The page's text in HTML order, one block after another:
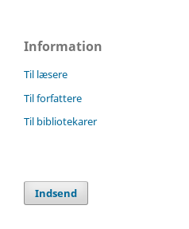
Information
Til læsere
Til forfattere
Til bibliotekarer
Indsend